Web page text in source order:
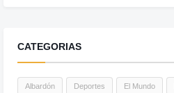
CATEGORIAS
Albardón Deportes El Mundo